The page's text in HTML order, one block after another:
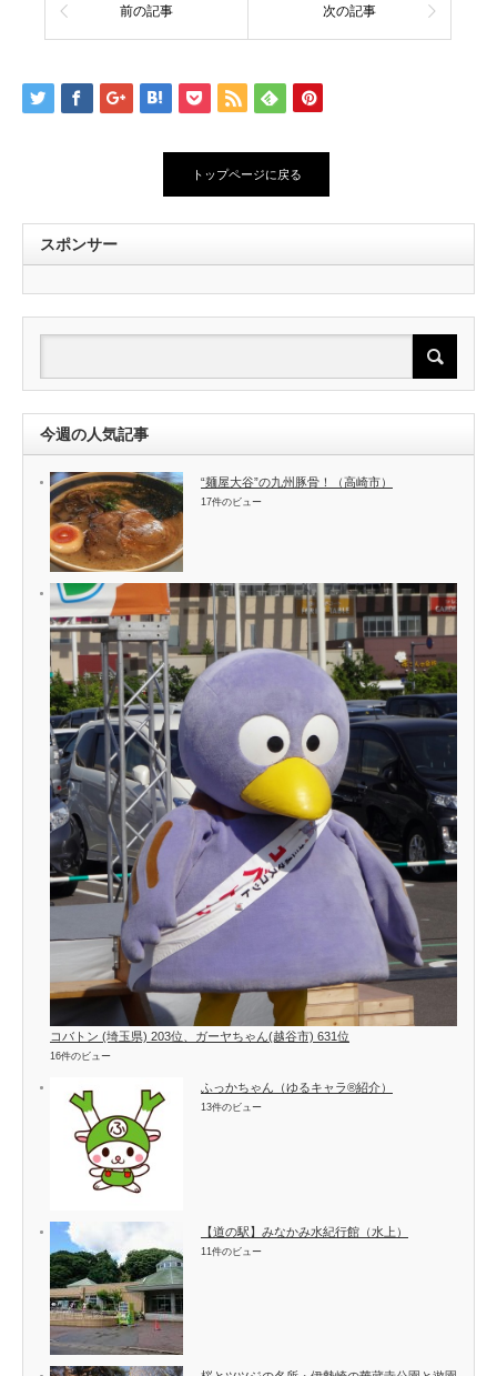
前の記事 次の記事
トップページに戻る
スポンサー
今週の人気記事
“麺屋大谷”の九州豚骨！（高崎市）
17件のビュー
コバトン (埼玉県) 203位、ガーヤちゃん(越谷市) 631位
16件のビュー
ふっかちゃん（ゆるキャラ®紹介）
13件のビュー
【道の駅】みなかみ水紀行館（水上）
11件のビュー